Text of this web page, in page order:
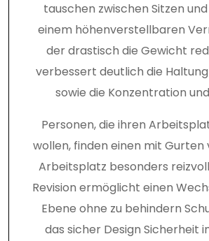
tauschen zwischen Sitzen
einem höhenverstellbaren
der drastisch die Gewicht
verbessert deutlich die Haltung
sowie die Konzentration
Personen, die ihren
wollen, finden einen mit
Arbeitsplatz besonders
Revision ermöglicht einen
Ebene ohne zu behindern
das sicher Design Sicherheit